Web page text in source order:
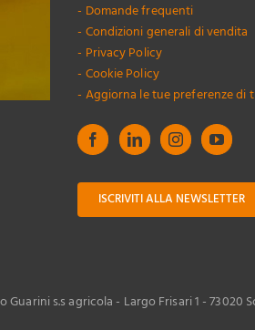
- Domande frequenti
- Condizioni generali di vendita
- Privacy Policy
- Cookie Policy
- Aggiorna le tue preferenze di
ISCRIVITI ALLA NEWSLETTER
s.s agricola - Largo Frisari 1 - 73020